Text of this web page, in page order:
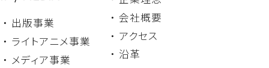
・ 出版事業
・ ライトアニメ事業
・ メディア事業
・ 会社概要
・ アクセス
・ 沿革